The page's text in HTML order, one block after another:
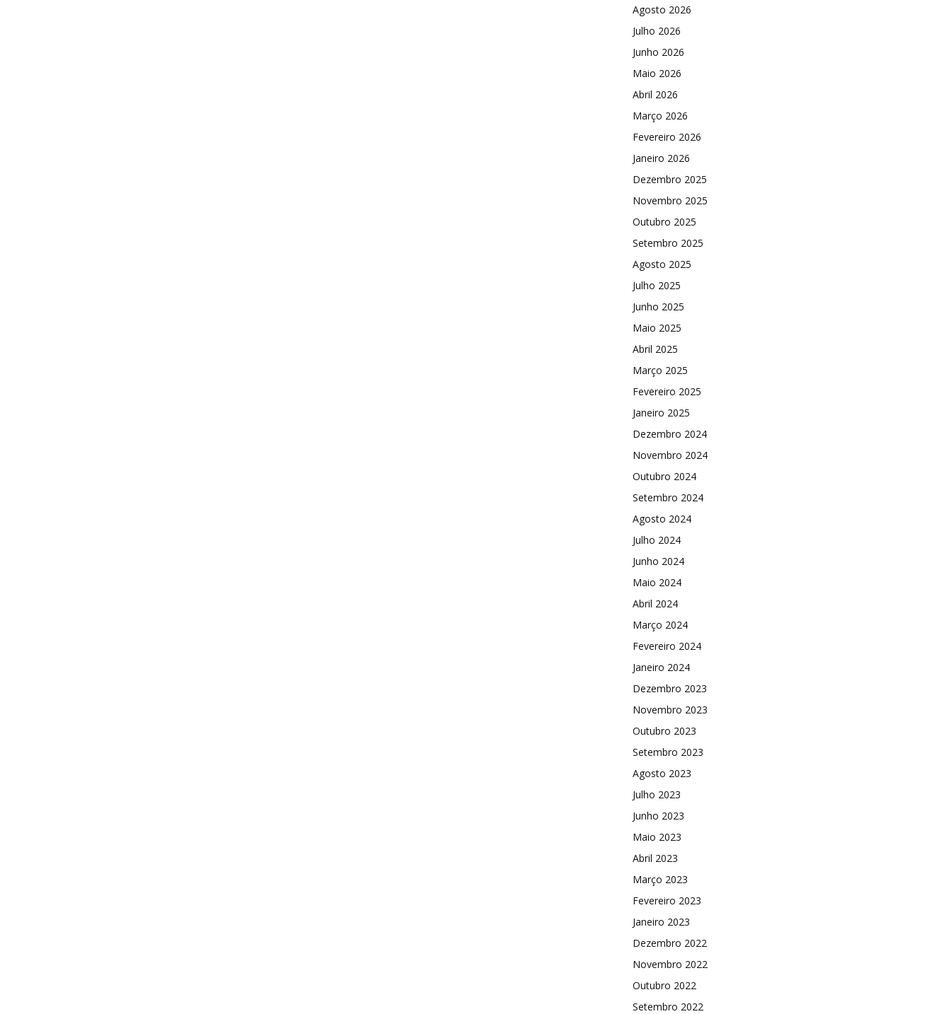
Agosto 2026
Julho 2026
Junho 2026
Maio 2026
Abril 2026
Março 2026
Fevereiro 2026
Janeiro 2026
Dezembro 2025
Novembro 2025
Outubro 2025
Setembro 2025
Agosto 2025
Julho 2025
Junho 2025
Maio 2025
Abril 2025
Março 2025
Fevereiro 2025
Janeiro 2025
Dezembro 2024
Novembro 2024
Outubro 2024
Setembro 2024
Agosto 2024
Julho 2024
Junho 2024
Maio 2024
Abril 2024
Março 2024
Fevereiro 2024
Janeiro 2024
Dezembro 2023
Novembro 2023
Outubro 2023
Setembro 2023
Agosto 2023
Julho 2023
Junho 2023
Maio 2023
Abril 2023
Março 2023
Fevereiro 2023
Janeiro 2023
Dezembro 2022
Novembro 2022
Outubro 2022
Setembro 2022